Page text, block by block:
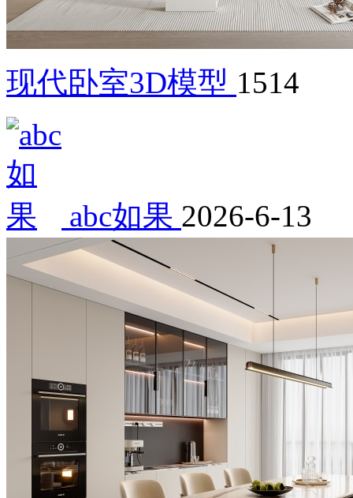
现代卧室3D模型 1514
abc如果 2026-6-13